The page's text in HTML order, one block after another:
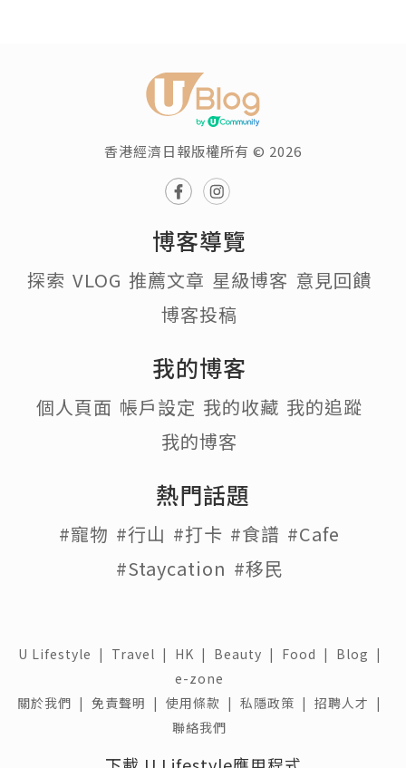
香港經濟日報版權所有 © 2026
博客導覽
探索 VLOG 推薦文章 星級博客 意見回饋
博客投稿
我的博客
個人頁面 帳戶設定 我的收藏 我的追蹤
我的博客
熱門話題
#寵物 #行山 #打卡 #食譜 #Cafe
#Staycation #移民
U Lifestyle | Travel | HK | Beauty | Food | Blog |
e-zone
關於我們 | 免責聲明 | 使用條款 | 私隱政策 | 招聘人才 |
聯絡我們